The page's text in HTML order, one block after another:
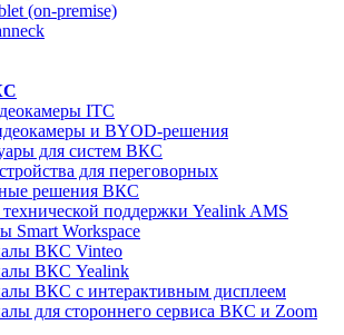
(on-premise)
ITC
и BYOD-решения
для систем ВКС
для переговорных
решения ВКС
поддержки Yealink AMS
Smart Workspace
ВКС Vinteo
ВКС Yealink
ВКС с интерактивным дисплеем
для стороннего сервиса ВКС и Zoom